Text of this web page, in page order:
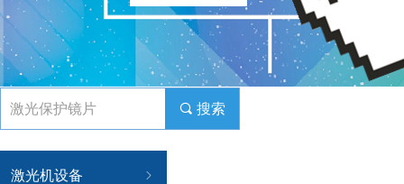
ꁇ
激光机设备
끠 搜索